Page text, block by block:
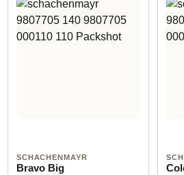
SCHACHENMAYR
Bravo Big